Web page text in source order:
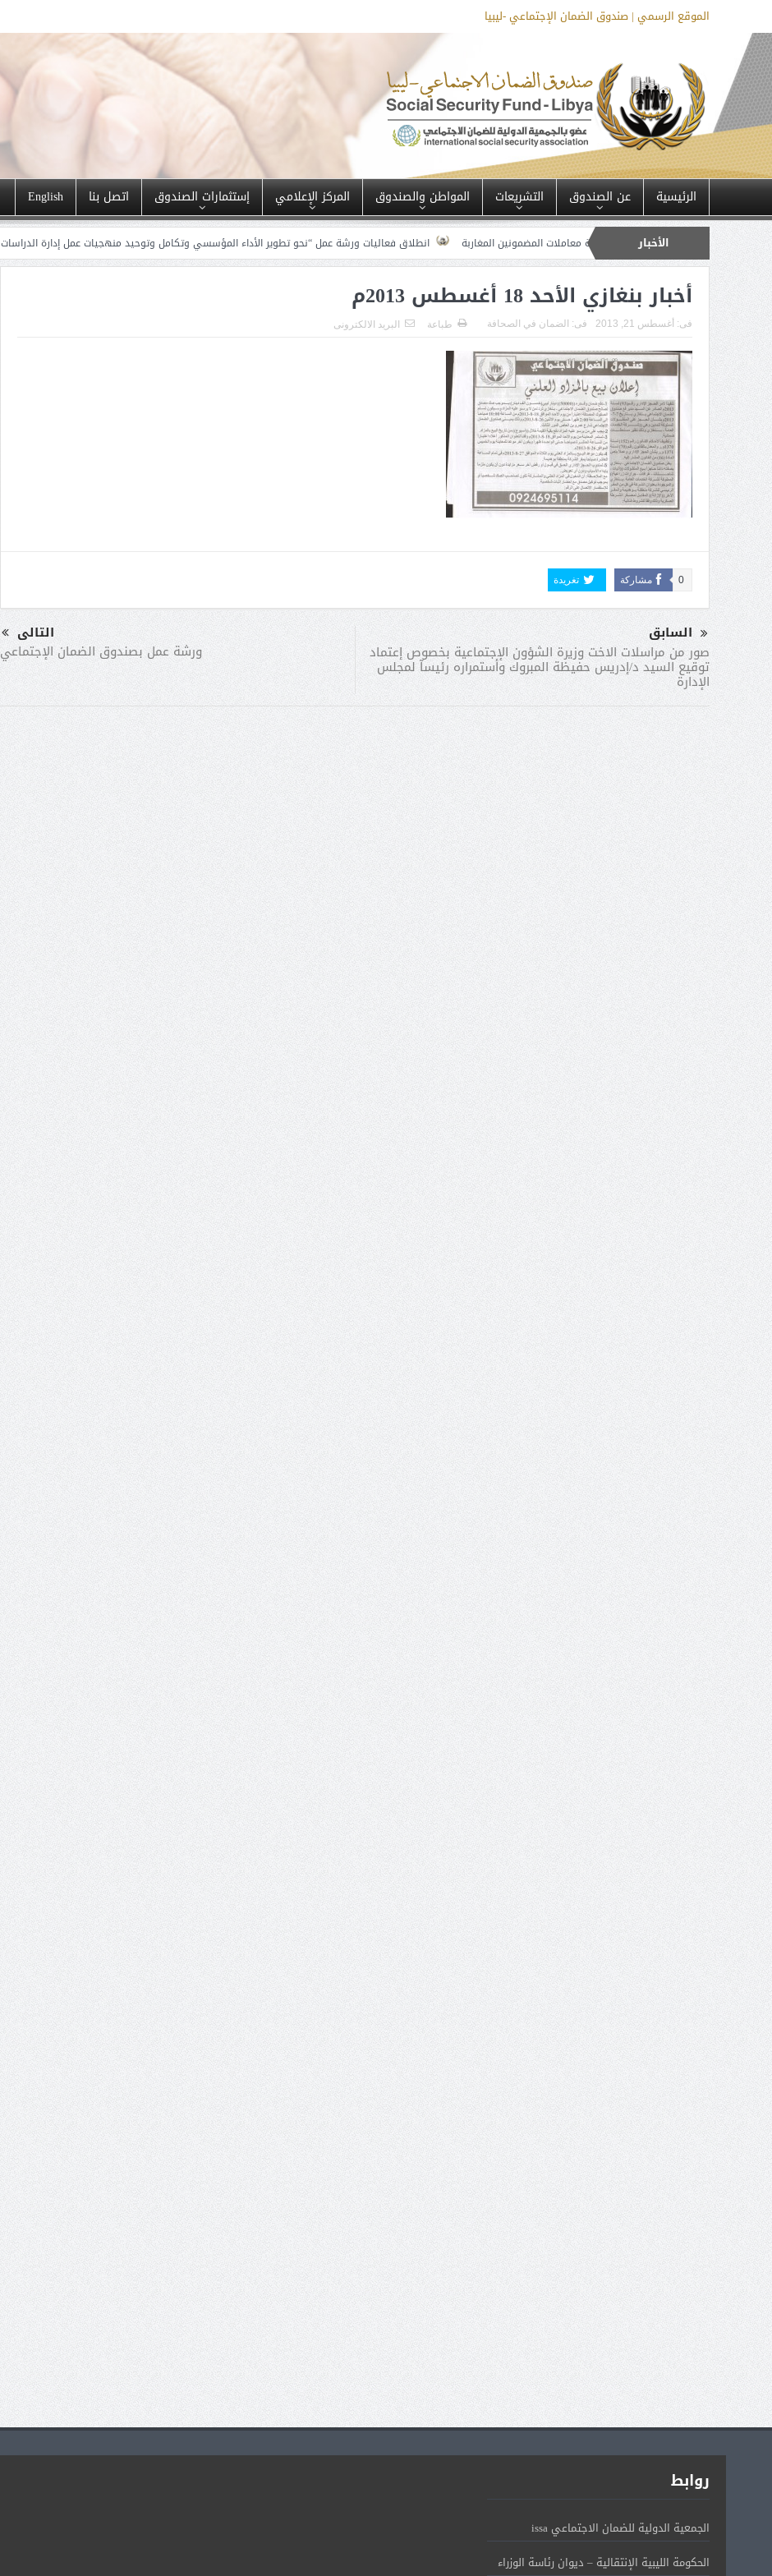
الموقع الرسمي | صندوق الضمان الإجتماعي -ليبيا
الرئيسية عن الصندوق التشريعات المواطن والصندوق المركز الإعلامي إستثمارات الصندوق اتصل بنا English
الأخبار
العامة للمملكة المغربية معاملات المضمونين المغاربة انطلاق فعاليات ورشة عمل “نحو تطوير الأداء المؤسسي وتكامل وتوحيد منهجيات عمل إدارة الدراسات والتخطيط”
أخبار بنغازي الأحد 18 أغسطس 2013م
فى: أغسطس 21, 2013 فى: الضمان في الصحافة طباعة البريد الالكترونى
مشاركة 0 تغريدة
السابق
صور من مراسلات الاخت وزيرة الشؤون الإجتماعية بخصوص إعتماد
توقيع السيد د/إدريس حفيظة المبروك وأستمراره رئيسآ لمجلس
الإدارة
التالى
ورشة عمل بصندوق الضمان الإجتماعي
روابط
الجمعية الدولية للضمان الاجتماعي issa
الحكومة الليبية الإنتقالية – ديوان رئاسة الوزراء